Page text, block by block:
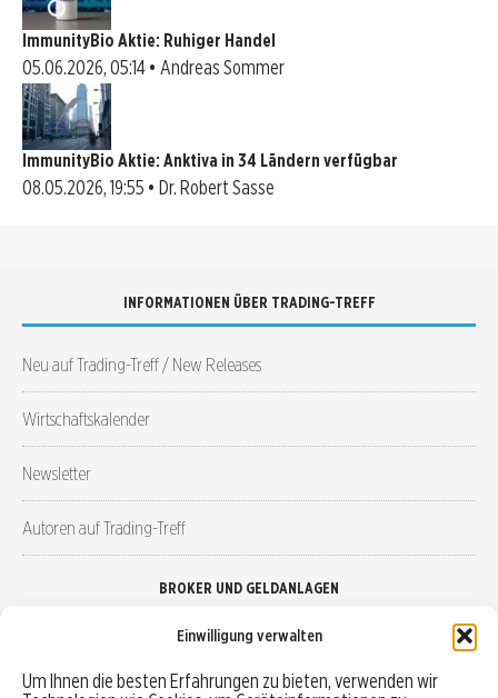
Einwilligung verwalten
Um Ihnen die besten Erfahrungen zu bieten, verwenden wir
ImmunityBio Aktie: Ruhiger Handel
05.06.2026, 05:14 • Andreas Sommer
ImmunityBio Aktie: Anktiva in 34 Ländern verfügbar
08.05.2026, 19:55 • Dr. Robert Sasse
INFORMATIONEN ÜBER TRADING-TREFF
Neu auf Trading-Treff / New Releases
Wirtschaftskalender
Newsletter
Autoren auf Trading-Treff
BROKER UND GELDANLAGEN